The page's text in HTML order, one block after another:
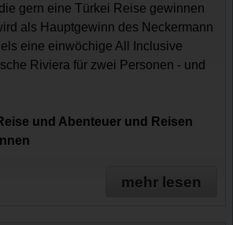
gern eine Türkei Reise gewinnen
als Hauptgewinn des Neckermann
eine einwöchige All Inclusive
Riviera für zwei Personen - und
und Abenteuer und Reisen
mehr lesen